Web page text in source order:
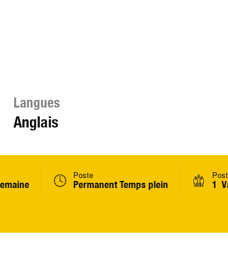
Langues
Anglais
Poste
Permanent Temps plein 1